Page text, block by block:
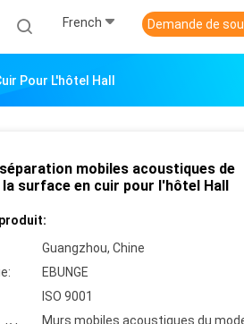
French Demande de
Pour L'hôtel Hall
mobiles acoustiques de
la surface en cuir pour l'hôtel Hall
Guangzhou, Chine
EBUNGE
ISO 9001
Murs mobiles acoustiques du